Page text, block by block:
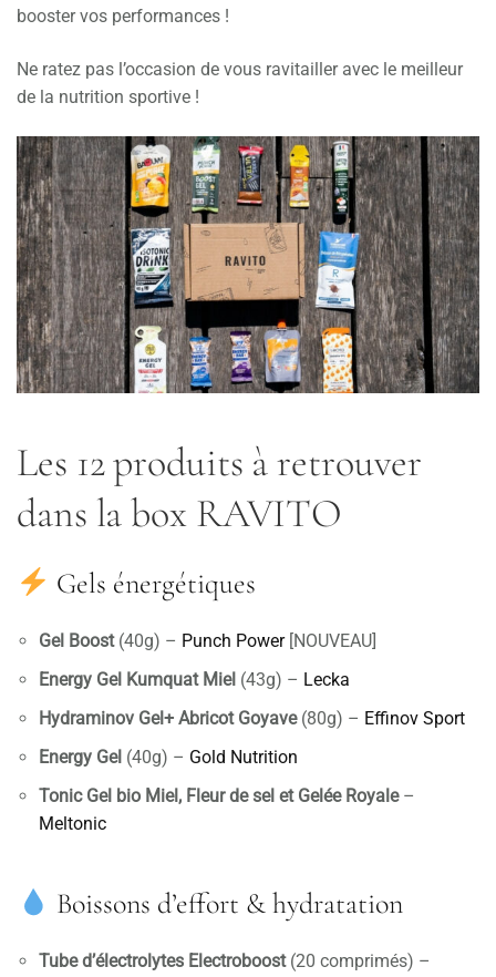
booster vos performances !
Ne ratez pas l’occasion de vous ravitailler avec le meilleur
de la nutrition sportive !
Les 12 produits à retrouver
dans la box RAVITO
Gels énergétiques
Gel Boost (40g) – Punch Power[NOUVEAU]
Energy Gel Kumquat Miel (43g) – Lecka
Hydraminov Gel+ Abricot Goyave(80g) – Effinov Sport
Energy Gel (40g) – Gold Nutrition
Tonic Gel bio Miel, Fleur de sel et Gelée Royale–
Meltonic
Boissons d’effort & hydratation
Tube d’électrolytes Electroboost (20 comprimés) –